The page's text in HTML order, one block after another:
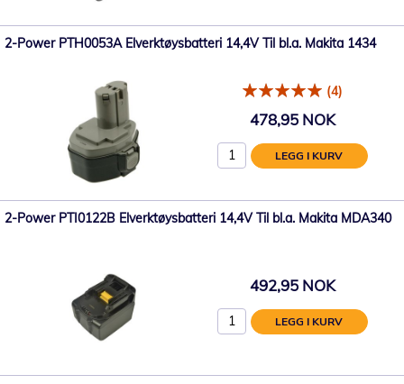
2-Power PTH0053A Elverktøysbatteri 14,4V Til bl.a. Makita 1434
(4)
478,95 NOK
LEGG I KURV
2-Power PTI0122B Elverktøysbatteri 14,4V Til bl.a. Makita MDA340
492,95 NOK
LEGG I KURV